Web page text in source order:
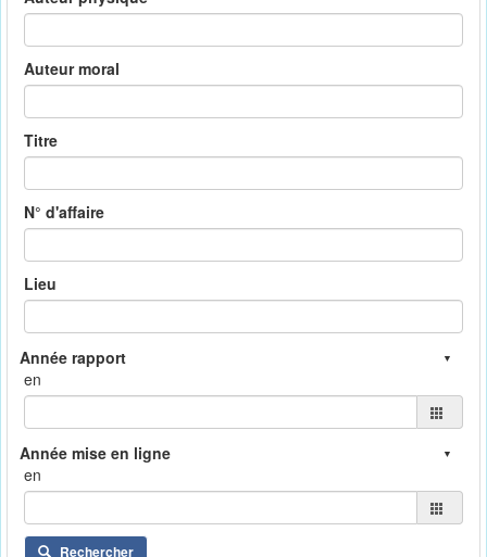
Auteur moral
Titre
N° d'affaire
Lieu
en
en
Rechercher